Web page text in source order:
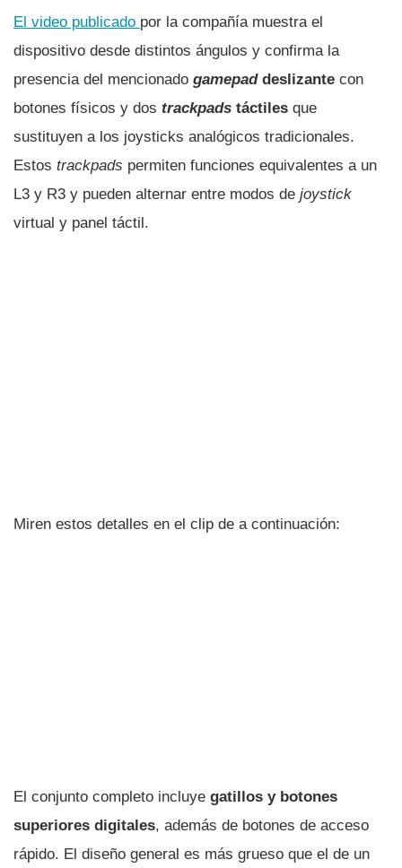
El video publicado por la compañía muestra el
dispositivo desde distintos ángulos y confirma la
presencia del mencionado gamepaddeslizante con
botones físicos y dos trackpads táctiles que
sustituyen a los joysticks analógicos tradicionales.
Estos trackpads permiten funciones equivalentes a un
L3 y R3 y pueden alternar entre modos de joystick
virtual y panel táctil.
Miren estos detalles en el clip de a continuación:
El conjunto completo incluye gatillos y botones
superiores digitales, además de botones de acceso
rápido. El diseño general es más grueso que el de un